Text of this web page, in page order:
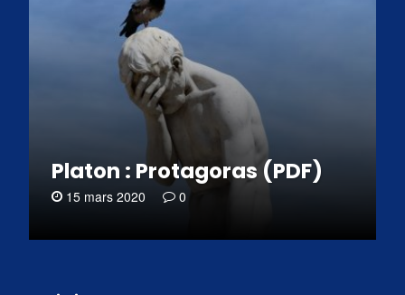
Platon : Protagoras (PDF)
15 mars 2020 0